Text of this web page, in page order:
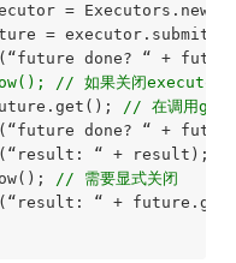
=
=
// 如果关闭executor，所
// 在调用get()
done? “ +
“ + result);
// 需要显式关闭
“ +